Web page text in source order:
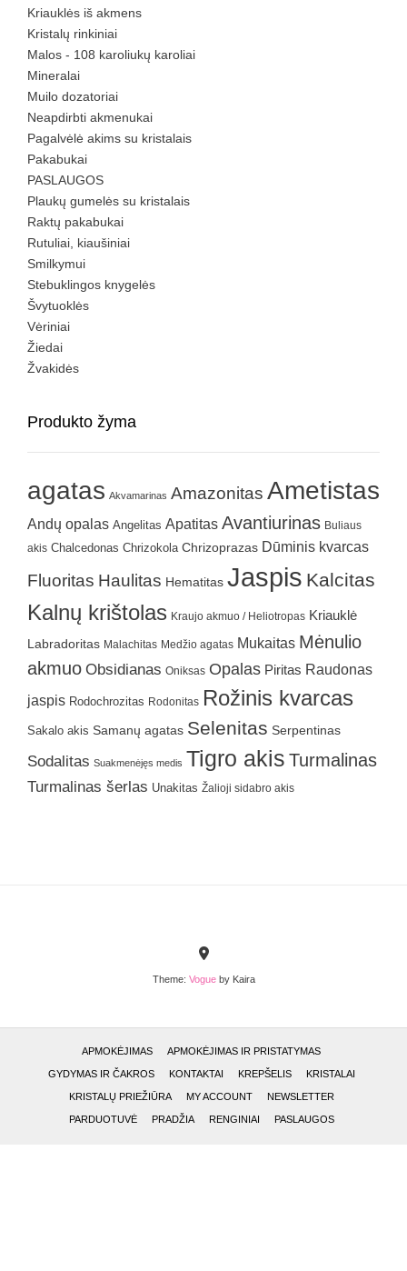
Kriauklės iš akmens
Kristalų rinkiniai
Malos - 108 karoliukų karoliai
Mineralai
Muilo dozatoriai
Neapdirbti akmenukai
Pagalvėlė akims su kristalais
Pakabukai
PASLAUGOS
Plaukų gumelės su kristalais
Raktų pakabukai
Rutuliai, kiaušiniai
Smilkymui
Stebuklingos knygelės
Švytuoklės
Vėriniai
Žiedai
Žvakidės
Produkto žyma
agatas Akvamarinas Amazonitas Ametistas
Andų opalas Angelitas Apatitas Avantiurinas Buliaus
akis Chalcedonas Chrizokola Chrizoprazas Dūminis kvarcas
Fluoritas Haulitas Hematitas Jaspis Kalcitas
Kalnų krištolas Kraujo akmuo / Heliotropas Kriauklė
Labradoritas Malachitas Medžio agatas Mukaitas Mėnulio
akmuo Obsidianas Oniksas Opalas Piritas Raudonas
jaspis Rodochrozitas Rodonitas Rožinis kvarcas
Sakalo akis Samanų agatas Selenitas Serpentinas
Sodalitas Suakmenėjęs medis Tigro akis Turmalinas
Turmalinas šerlas Unakitas Žalioji sidabro akis
Theme: Vogueby Kaira
APMOKĖJIMAS APMOKĖJIMAS IR PRISTATYMAS
GYDYMAS IR ČAKROS KONTAKTAI KREPŠELIS KRISTALAI
KRISTALŲ PRIEŽIŪRA MY ACCOUNT NEWSLETTER
PARDUOTUVĖ PRADŽIA RENGINIAI PASLAUGOS